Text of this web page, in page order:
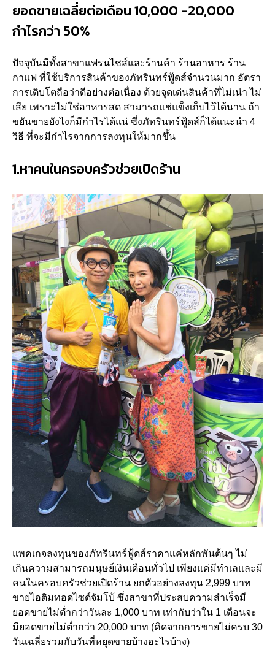
ยอดขายเฉลี่ยต่อเดือน 10,000 -20,000
กำไรกว่า 50%
ปัจจุบันมีทั้งสาขาแฟรนไชส์และร้านค้า ร้านอาหาร ร้าน
กาแฟ ที่ใช้บริการสินค้าของภัทรินทร์ฟู้ดส์จำนวนมาก อัตรา
การเติบโตถือว่าดีอย่างต่อเนื่อง ด้วยจุดเด่นสินค้าที่ไม่เน่า ไม่
เสีย เพราะไม่ใช่อาหารสด สามารถแช่แข็งเก็บไว้ได้นาน ถ้า
ขยันขายยังไงก็มีกำไรได้แน่ ซึ่งภัทรินทร์ฟู้ดส์ก็ได้แนะนำ 4
วิธี ที่จะมีกำไรจากการลงทุนให้มากขึ้น
1.หาคนในครอบครัวช่วยเปิดร้าน
แพคเกจลงทุนของภัทรินทร์ฟู้ดส์ราคาแค่หลักพันต้นๆ ไม่
เกินความสามารถมนุษย์เงินเดือนทั่วไป เพียงแค่มีทำเลและมี
คนในครอบครัวช่วยเปิดร้าน ยกตัวอย่างลงทุน 2,999 บาท
ขายไอติมทอดไซด์จัมโบ้ ซึ่งสาขาที่ประสบความสำเร็จมี
ยอดขายไม่ต่ำกว่าวันละ 1,000 บาท เท่ากับว่าใน 1 เดือนจะ
มียอดขายไม่ต่ำกว่า 20,000 บาท (คิดจากการขายไม่ครบ 30
วันเฉลี่ยรวมกับวันที่หยุดขายบ้างอะไรบ้าง)